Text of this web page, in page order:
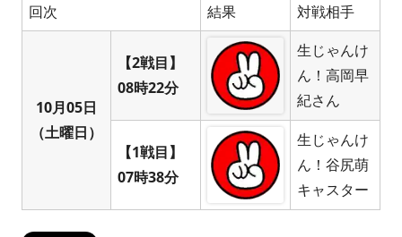
回次
結果 対戦相手
10月05日
（土曜日）
【2戦目】
08時22分
生じゃんけ
ん！高岡早
紀さん
【1戦目】
07時38分
生じゃんけ
ん！谷尻萌
キャスター